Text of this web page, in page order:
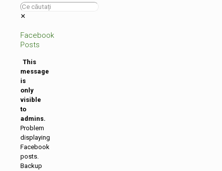
✕
Facebook
Posts
This
message
is
only
visible
to
admins.
Problem
displaying
Facebook
posts.
Backup